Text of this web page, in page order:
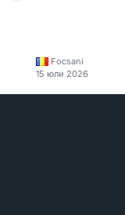
Focsani
15 юли 2026